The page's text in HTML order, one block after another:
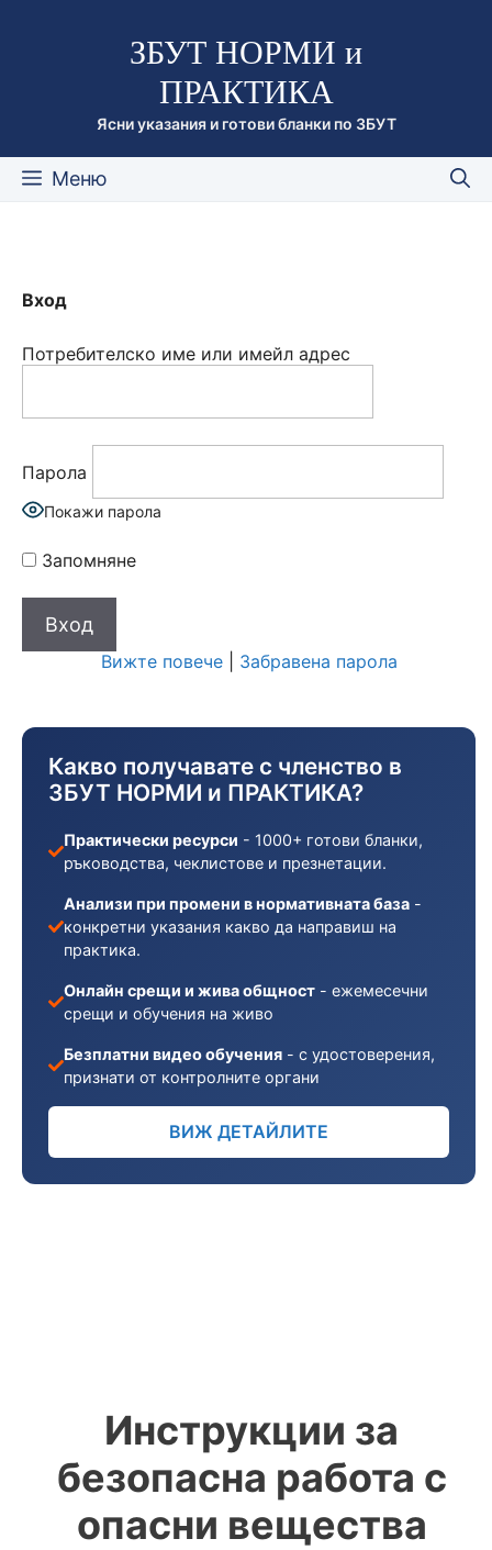
съдържаниетоЗБУТ НОРМИ и
ПРАКТИКА
Ясни указания и готови бланки по ЗБУТ
Меню
Инструкции за
безопасна работа с
опасни вещества
Вход
Потребителско име или имейл адрес
Парола
Покажи парола
Запомняне
Вижте повече| Забравена парола
Какво получавате с членство в
ЗБУТ НОРМИ и ПРАКТИКА?
Практически ресурси - 1000+ готови бланки,
ръководства, чеклистове и презнетации.
Анализи при промени в нормативната база -
конкретни указания какво да направиш на
практика.
Онлайн срещи и жива общност - ежемесечни
срещи и обучения на живо
Безплатни видео обучения - с удостоверения,
признати от контролните органи
ВИЖ ДЕТАЙЛИТЕ